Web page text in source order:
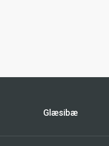
Glæsibæ